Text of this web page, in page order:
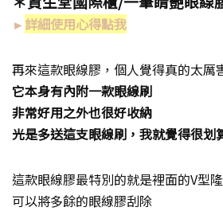
► 詳細使用心得點我
再來這款眼線膠，個人覺得真的太厲
它本身有內附一款眼線刷
非常好用之外也很好收納
光是多送這支眼線刷，我就覺得很划
這款眼線膠最特別的就是裡面的V型
可以將多餘的眼線膠刮除